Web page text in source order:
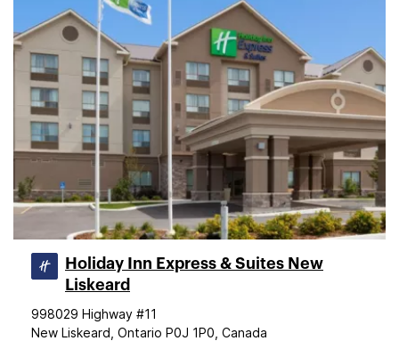
Holiday Inn Express & Suites New
Liskeard
998029 Highway #11
New Liskeard, Ontario P0J 1P0, Canada